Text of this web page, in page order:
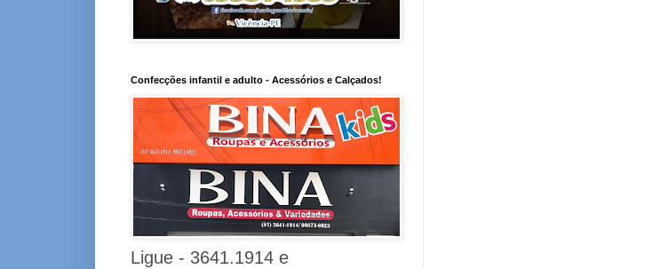
Confecções infantil e adulto - Acessórios e Calçados!
Ligue - 3641.1914 e